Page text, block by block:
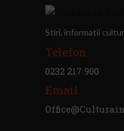
Stiri, informatii
Telefon
0232 217 900
Email